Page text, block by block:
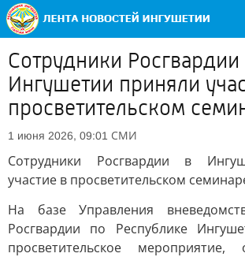
Сотрудники Росгвардии
Ингушетии приняли
просветительском
1 июня 2026, 09:01 СМИ
Сотрудники Росгвардии в
участие в просветительском
На базе Управления
Росгвардии по Республике
просветительское мероприятие,